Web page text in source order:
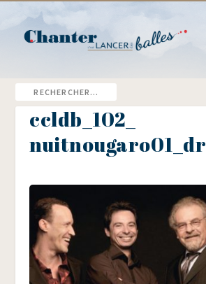
ccldb_​102_​
nuitnougaro01_​dr